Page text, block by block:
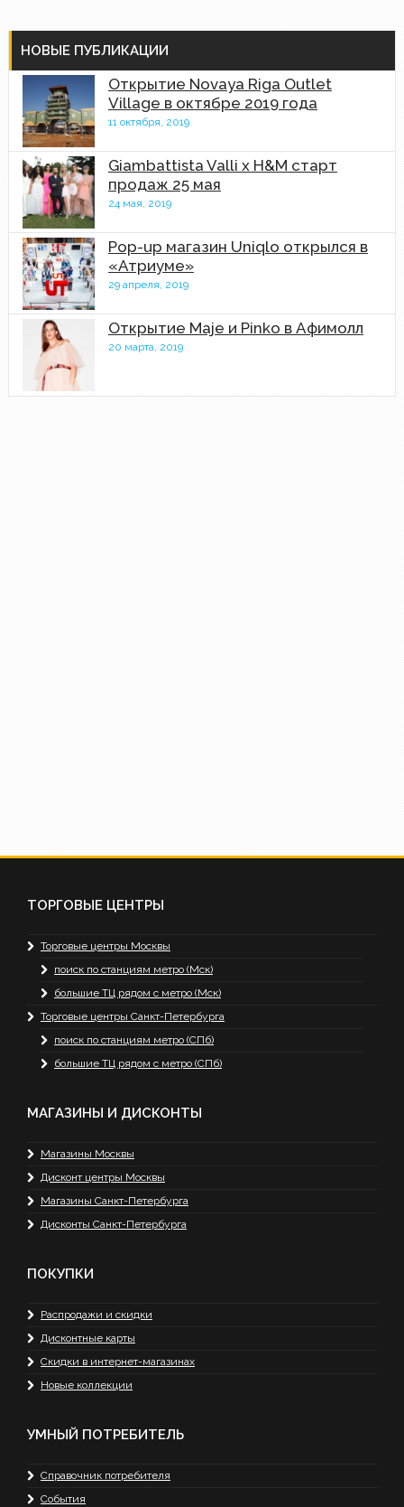
НОВЫЕ ПУБЛИКАЦИИ
Открытие Novaya Riga Outlet
Village в октябре 2019 года
11 октября, 2019
Giambattista Valli x H&M старт
продаж 25 мая
24 мая, 2019
Pop-up магазин Uniqlo открылся в
«Атриуме»
29 апреля, 2019
Открытие Maje и Pinko в Афимолл
20 марта, 2019
ТОРГОВЫЕ ЦЕНТРЫ
Торговые центры Москвы
поиск по станциям метро (Мск)
большие ТЦ рядом с метро (Мск)
Торговые центры Санкт-Петербурга
поиск по станциям метро (СПб)
большие ТЦ рядом с метро (СПб)
МАГАЗИНЫ И ДИСКОНТЫ
Магазины Москвы
Дисконт центры Москвы
Магазины Санкт-Петербурга
Дисконты Санкт-Петербурга
ПОКУПКИ
Распродажи и скидки
Дисконтные карты
Скидки в интернет-магазинах
Новые коллекции
УМНЫЙ ПОТРЕБИТЕЛЬ
Справочник потребителя
События